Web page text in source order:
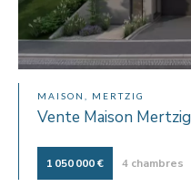
MAISON, MERTZIG
Vente Maison Mertzig
1 050 000 € 4 chambres